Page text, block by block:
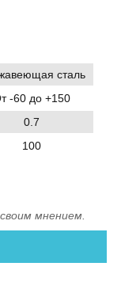
сталь
-60 до +150
0.7
100
мнением.